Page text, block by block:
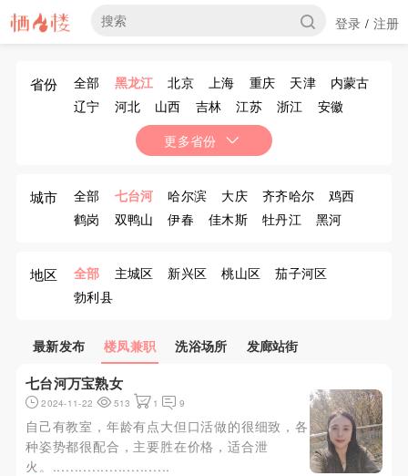
登录 / 注册
省份 全部 黑龙江 北京 上海 重庆 天津
内蒙古
辽宁
河北 山西 吉林 江苏 浙江
安徽
江西 山东 河南 湖北
海南 四川 贵州 云南
更多省份
城市 全部 七台河 哈尔滨 大庆 齐齐哈尔
鸡西
鹤岗
双鸭山 伊春 佳木斯 牡丹江
黑河
地区 全部 主城区 新兴区 桃山区
茄子河区
勃利县
最新发布 楼凤兼职 洗浴场所 发廊站街
七台河万宝熟女
2024-11-22 513 1 9
自己有教室，年龄有点大但口活做的很细致，各
种姿势都很配合，主要胜在价格，适合泄
火。...........................